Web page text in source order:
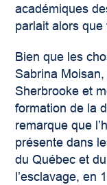
académiques
parlait alors que
Bien que les
Sabrina
Sherbrooke et
formation de la
remarque que
présente dans
du Québec et
l’esclavage, en